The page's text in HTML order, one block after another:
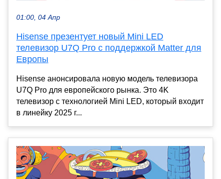
01:00, 04 Апр
Hisense презентует новый Mini LED
телевизор U7Q Pro с поддержкой Matter для
Европы
Hisense анонсировала новую модель телевизора
U7Q Pro для европейского рынка. Это 4K
телевизор с технологией Mini LED, который входит
в линейку 2025 г...